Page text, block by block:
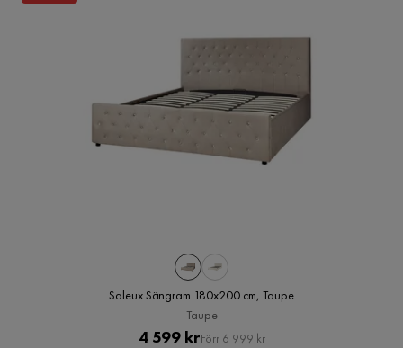
Saleux Sängram 180x200 cm, Taupe
Taupe
Pris
4 599 krOriginal
Förr 6 999 kr